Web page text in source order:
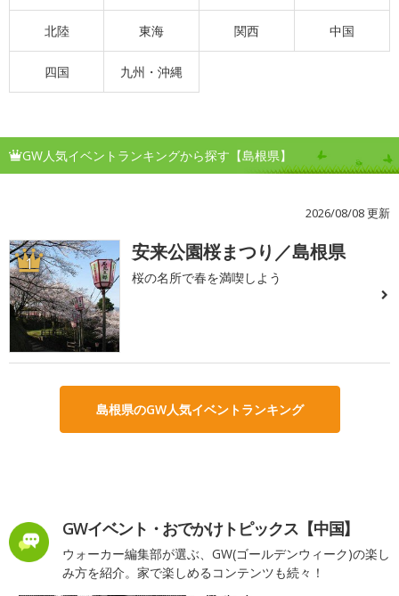
北陸 東海 関西 中国
四国 九州・沖縄
GW人気イベントランキングから探す【島根県】
2026/08/08 更新
1 安来公園桜まつり／島根県
桜の名所で春を満喫しよう
島根県のGW人気イベントランキング
GWイベント・おでかけトピックス【中国】
ウォーカー編集部が選ぶ、GW(ゴールデンウィーク)の楽し
み方を紹介。家で楽しめるコンテンツも続々！